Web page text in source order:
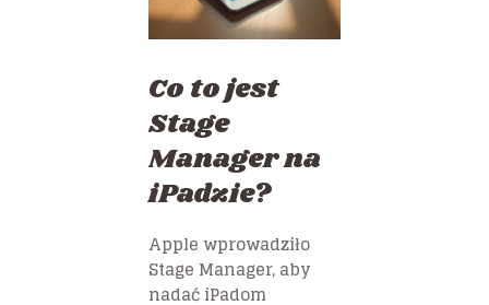
Co to jest
Stage
Manager na
iPadzie?
Apple wprowadziło
Stage Manager, aby
nadać iPadom